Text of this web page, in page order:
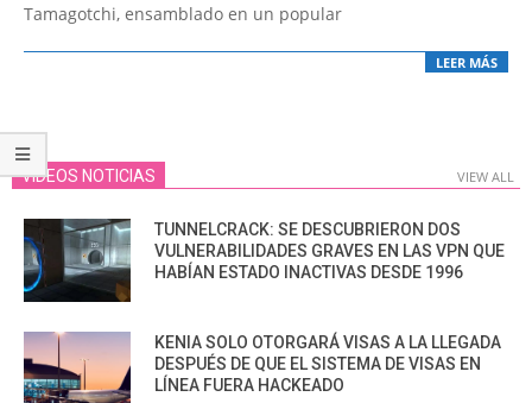
Tamagotchi, ensamblado en un popular
LEER MÁS
VIDEOS NOTICIAS VIEW ALL
TUNNELCRACK: SE DESCUBRIERON DOS
VULNERABILIDADES GRAVES EN LAS VPN QUE
HABÍAN ESTADO INACTIVAS DESDE 1996
KENIA SOLO OTORGARÁ VISAS A LA LLEGADA
DESPUÉS DE QUE EL SISTEMA DE VISAS EN
LÍNEA FUERA HACKEADO